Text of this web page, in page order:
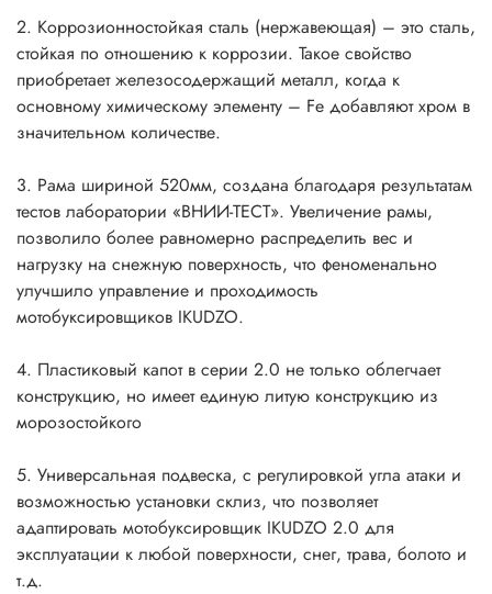
2. Коррозионностойкая сталь (нержавеющая) – это сталь,
стойкая по отношению к коррозии. Такое свойство
приобретает железосодержащий металл, когда к
основному химическому элементу – Fe добавляют хром в
значительном количестве.
3. Рама шириной 520мм, создана благодаря результатам
тестов лаборатории «ВНИИ-ТЕСТ». Увеличение рамы,
позволило более равномерно распределить вес и
нагрузку на снежную поверхность, что феноменально
улучшило управление и проходимость
мотобуксировщиков IKUDZO.
4. Пластиковый капот в серии 2.0 не только облегчает
конструкцию, но имеет единую литую конструкцию из
морозостойкого
5. Универсальная подвеска, с регулировкой угла атаки и
возможностью установки склиз, что позволяет
адаптировать мотобуксировщик IKUDZO 2.0 для
эксплуатации к любой поверхности, снег, трава, болото и
т.д.